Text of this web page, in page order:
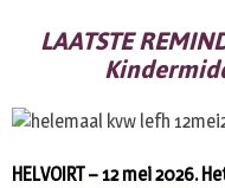
LAATSTE
HELVOIRT – 12 mei 2026.